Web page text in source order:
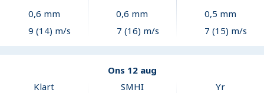
0,6 mm
9 (14) m/s
0,6 mm
7 (16) m/s
0,5 mm
7 (15) m/s
Ons 12 aug
Klart
SMHI Yr